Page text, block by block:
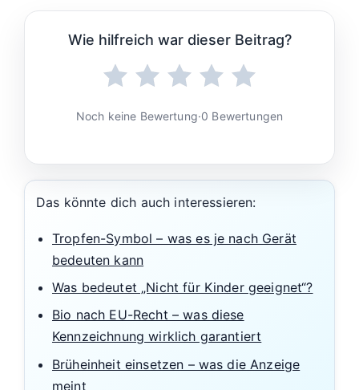
Wie hilfreich war dieser Beitrag?
Noch keine Bewertung·0 Bewertungen
Das könnte dich auch interessieren:
Tropfen-Symbol – was es je nach Gerät
bedeuten kann
Was bedeutet „Nicht für Kinder geeignet“?
Bio nach EU-Recht – was diese
Kennzeichnung wirklich garantiert
Brüheinheit einsetzen – was die Anzeige
meint